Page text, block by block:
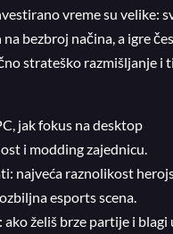
vreme su velike:
bezbroj načina, a igre
strateško razmišljanje i
jak fokus na desktop
i modding zajednicu.
najveća raznolikost
esports scena.
ako želiš brze partije i blagi